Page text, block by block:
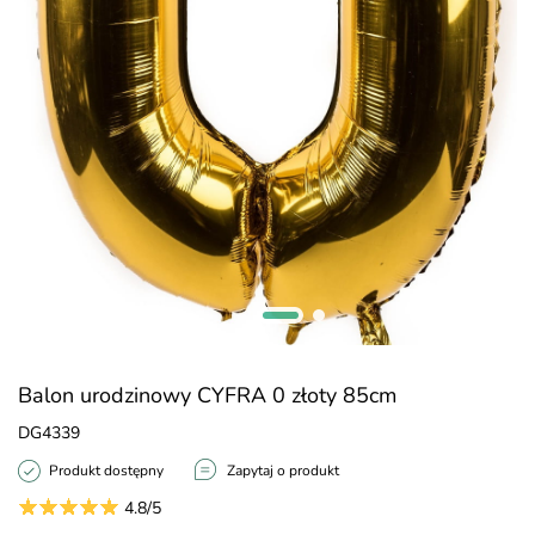
Balon urodzinowy CYFRA 0 złoty 85cm
DG4339
Produkt dostępny Zapytaj o produkt
4.8/5